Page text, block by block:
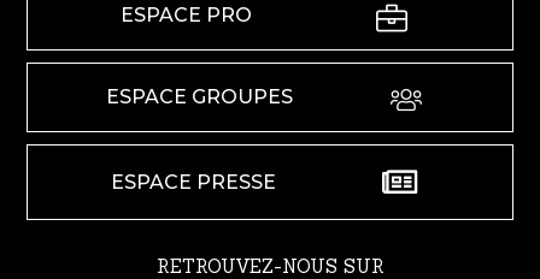
ESPACE PRO
ESPACE GROUPES
ESPACE PRESSE
RETROUVEZ-NOUS SUR